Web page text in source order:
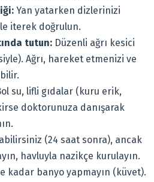
Yan yatarken dizlerinizi
iterek doğrulun.
tutun: Düzenli ağrı kesici
Ağrı, hareket etmenizi ve
su, lifli gıdalar (kuru erik,
doktorunuza danışarak
(24 saat sonra), ancak
havluyla nazikçe kurulayın.
kadar banyo yapmayın (küvet).